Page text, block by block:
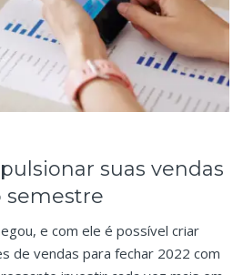
suas vendas
semestre
e com ele é possível criar
de vendas para fechar 2022 com